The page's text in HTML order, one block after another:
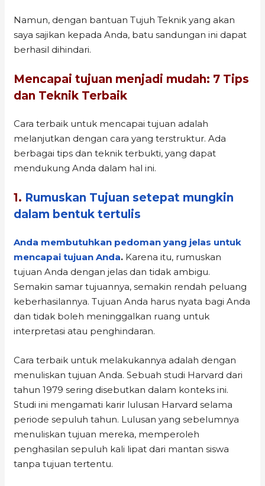
Namun, dengan bantuan Tujuh Teknik yang akan
saya sajikan kepada Anda, batu sandungan ini dapat
berhasil dihindari.
Mencapai tujuan menjadi mudah: 7 Tips
dan Teknik Terbaik
Cara terbaik untuk mencapai tujuan adalah
melanjutkan dengan cara yang terstruktur. Ada
berbagai tips dan teknik terbukti, yang dapat
mendukung Anda dalam hal ini.
1. Rumuskan Tujuan setepat mungkin
dalam bentuk tertulis
Anda membutuhkan pedoman yang jelas untuk
mencapai tujuan Anda. Karena itu, rumuskan
tujuan Anda dengan jelas dan tidak ambigu.
Semakin samar tujuannya, semakin rendah peluang
keberhasilannya. Tujuan Anda harus nyata bagi Anda
dan tidak boleh meninggalkan ruang untuk
interpretasi atau penghindaran.
Cara terbaik untuk melakukannya adalah dengan
menuliskan tujuan Anda. Sebuah studi Harvard dari
tahun 1979 sering disebutkan dalam konteks ini.
Studi ini mengamati karir lulusan Harvard selama
periode sepuluh tahun. Lulusan yang sebelumnya
menuliskan tujuan mereka, memperoleh
penghasilan sepuluh kali lipat dari mantan siswa
tanpa tujuan tertentu.